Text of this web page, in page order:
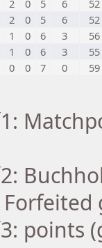
2 0 5 6
52
2 0 5 6
52
1 0 6 3
56
1 0 6 3
55
0 0 7 0 59
points